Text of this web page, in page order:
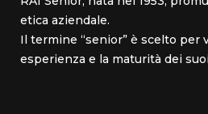
etica aziendale.
Il termine “senior” è scelto per
esperienza e la maturità dei